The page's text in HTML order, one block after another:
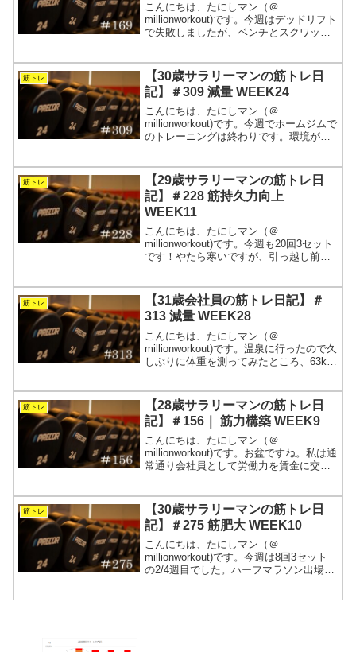
こんにちは、たにしマン（＠
millionworkout)です。今週はデッドリフト
で失敗しましたが、ベンチとスクワット
ありません。怪我だけには気を付けて続
けていこうと思い...
筋トレ
【30歳サラリーマンの筋トレ日
記】＃309 減量 WEEK24
こんにちは、たにしマン（＠
millionworkout)です。今週でホームジムで
のトレーニングは終わりです。環境が変
こそ人間力を発揮するときです。できる
ことを小さく積み...
筋トレ
【29歳サラリーマンの筋トレ日
記】＃228 筋持久力向上
WEEK11
こんにちは、たにしマン（＠
millionworkout)です。今週も20回3セット
です！やたら寒いですが、引っ越し前の
グできました。来年も頑張ります！週5で
会社に拘...
筋トレ
【31歳会社員の筋トレ日記】＃
313 減量 WEEK28
こんにちは、たにしマン（＠
millionworkout)です。温泉に行ったので久
しぶりに体重を測ってみたところ、63kg
なったことと、走る距離が伸びたことが
要因だと思...
筋トレ
【28歳サラリーマンの筋トレ日
記】＃156｜ 筋力構築 WEEK9
こんにちは、たにしマン（＠
millionworkout)です。お盆ですね。私は通
常通り会社員として労働力を賃金に交換
こなせましたが、スクワットがうまくい
きませんでした。...
筋トレ
【30歳サラリーマンの筋トレ日
記】＃275 筋肥大 WEEK10
こんにちは、たにしマン（＠
millionworkout)です。今週は8回3セット
の2/4週目でした。ハーフマラソン出場の